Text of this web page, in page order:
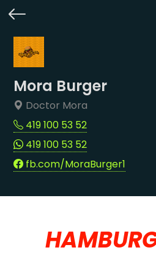
Mora Burger
Doctor Mora
419 100 53 52
419 100 53 52
fb.com/MoraBurger1